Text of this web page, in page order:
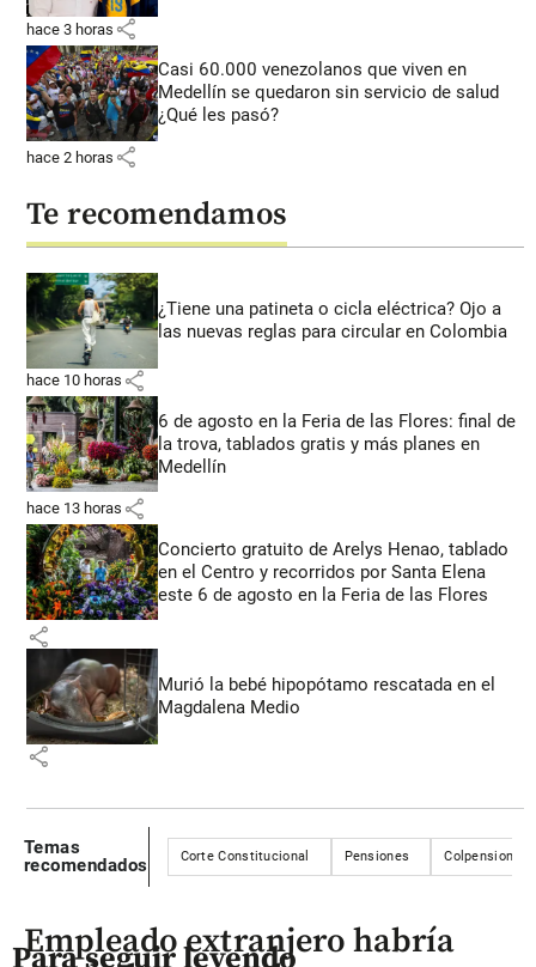
hace 3 horas share
Casi 60.000 venezolanos que viven en
Medellín se quedaron sin servicio de salud
¿Qué les pasó?
hace 2 horas share
Te recomendamos
¿Tiene una patineta o cicla eléctrica? Ojo a
las nuevas reglas para circular en Colombia
hace 10 horas share
6 de agosto en la Feria de las Flores: final de
la trova, tablados gratis y más planes en
Medellín
hace 13 horas share
Concierto gratuito de Arelys Henao, tablado
en el Centro y recorridos por Santa Elena
este 6 de agosto en la Feria de las Flores
share
Murió la bebé hipopótamo rescatada en el
Magdalena Medio
share
Temas
recomendados
Corte Constitucional Pensiones Colpensiones
Empleado extranjero habría